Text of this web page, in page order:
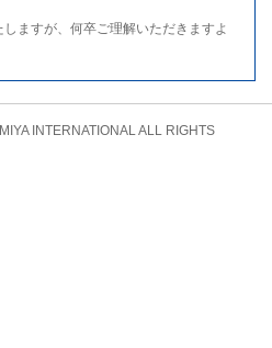
ますが、何卒ご理解いただきますよ